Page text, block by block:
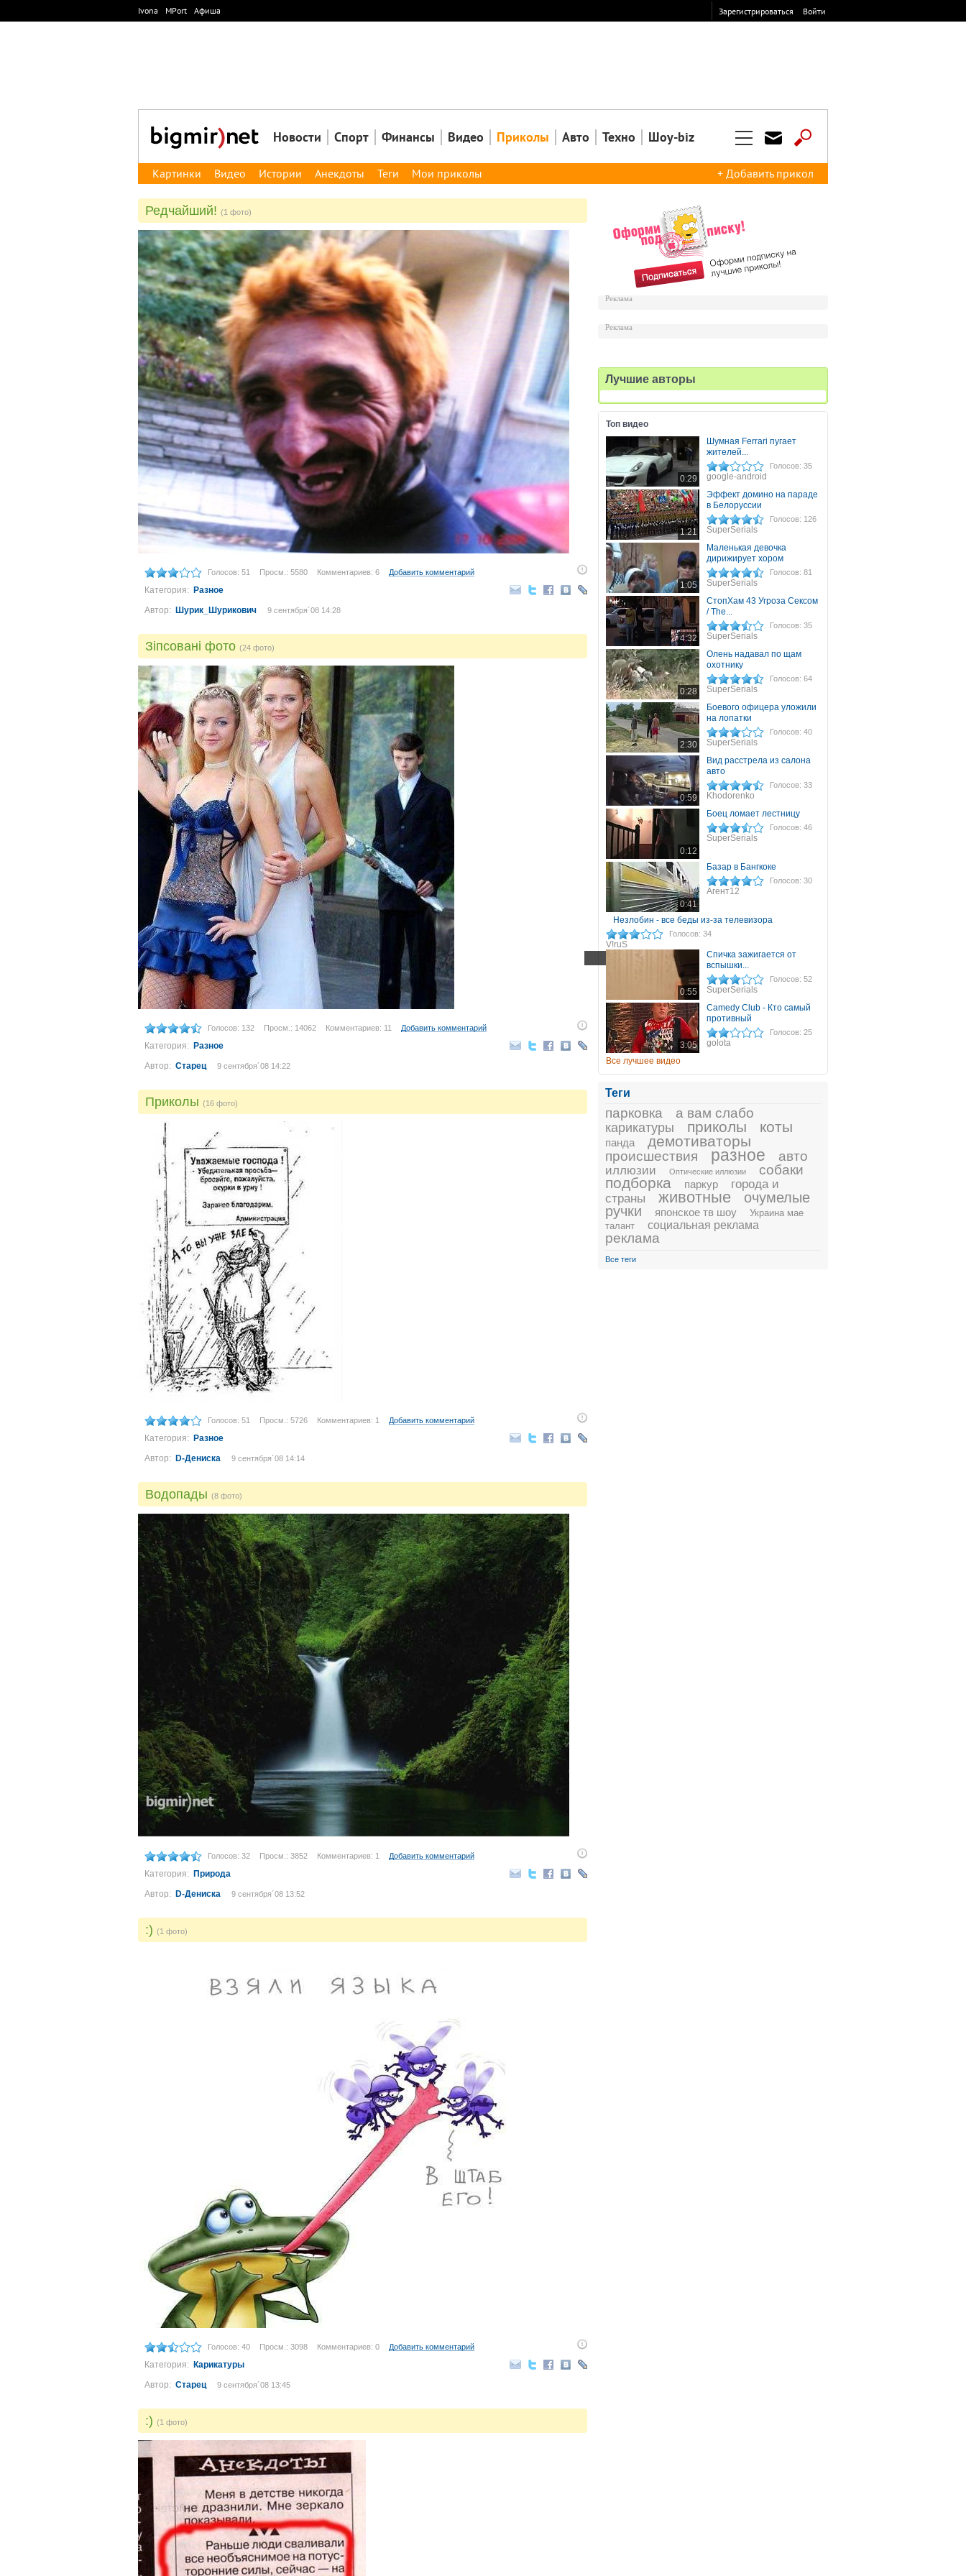
Закрыть
Ivona MPort Афиша Зарегистрироваться Войти
Новости Спорт Финансы Видео Приколы Авто Техно Шоу-biz
Картинки Видео Истории Анекдоты Теги Мои приколы + Добавить прикол
Редчайший! (1 фото)
Голосов: 51 Просм.: 5580 Комментариев: 6 Добавить комментарий
Категория: Разное
Автор: Шурик_Шурикович 9 сентября´08 14:28
Зіпсовані фото (24 фото)
Голосов: 132 Просм.: 14062 Комментариев: 11 Добавить комментарий
Категория: Разное
Автор: Старец 9 сентября´08 14:22
Приколы (16 фото)
Голосов: 51 Просм.: 5726 Комментариев: 1 Добавить комментарий
Категория: Разное
Автор: D-Дениска 9 сентября´08 14:14
Водопады (8 фото)
Голосов: 32 Просм.: 3852 Комментариев: 1 Добавить комментарий
Категория: Природа
Автор: D-Дениска 9 сентября´08 13:52
:) (1 фото)
Голосов: 40 Просм.: 3098 Комментариев: 0 Добавить комментарий
Категория: Карикатуры
Автор: Старец 9 сентября´08 13:45
:) (1 фото)
Реклама
Реклама
Лучшие авторы
Топ видео
0:29
Шумная Ferrari пугает
жителей...
Голосов: 35
google-android
1:21
Эффект домино на параде
в Белоруссии
Голосов: 126
SuperSerials
1:05
Маленькая девочка
дирижирует хором
Голосов: 81
SuperSerials
4:32
СтопХам 43 Угроза Сексом
/ The...
Голосов: 35
SuperSerials
0:28
Олень надавал по щам
охотнику
Голосов: 64
SuperSerials
2:30
Боевого офицера уложили
на лопатки
Голосов: 40
SuperSerials
0:59
Вид расстрела из салона
авто
Голосов: 33
Khodorenko
0:12
Боец ломает лестницу
Голосов: 46
SuperSerials
0:41
Базар в Бангкоке
Голосов: 30
Агент12
Незлобин - все беды из-за телевизора
Голосов: 34
V!ruS
0:55
Спичка зажигается от
вспышки...
Голосов: 52
SuperSerials
3:05
Camedy Club - Кто самый
противный
Голосов: 25
golota
Все лучшее видео
Теги
парковка а вам слабо
карикатуры приколы коты
панда демотиваторы
происшествия разное авто
иллюзии Оптические иллюзии собаки
подборка паркур
города и
страны
животные
очумелые
ручки
японское тв шоу
Украина мае
талант
социальная реклама
реклама
Все теги